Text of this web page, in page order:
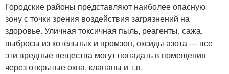
Городские районы представляют наиболее опасную
зону с точки зрения воздействия загрязнений на
здоровье. Уличная токсичная пыль, реагенты, сажа,
выбросы из котельных и промзон, оксиды азота — все
эти вредные вещества могут попадать в помещения
через открытые окна, клапаны и т.п.